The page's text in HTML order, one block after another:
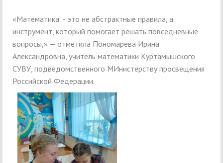
«Математика - это не абстрактные правила, а
инструмент, который помогает решать повседневные
вопросы,» — отметила Пономарева Ирина
Александровна, учитель математики Куртамышского
СУВУ, подведомственного МИнистерству просвещения
Российской Федерации.